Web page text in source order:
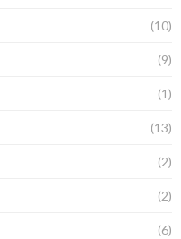
(10)
(9)
(1)
(13)
(2)
(2)
(6)